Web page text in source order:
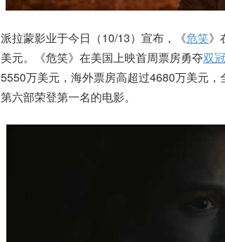
派拉蒙影业于今日（10/13）宣布，《危笑》
美元。《危笑》在美国上映首周票房勇夺双冠
5550万美元，海外票房高超过4680万美元
第六部荣登第一名的电影。